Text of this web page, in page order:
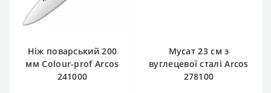
Ніж поварський 200
мм Сolour-prof Arcos
241000
Мусат 23 см з
вуглецевої сталі Arcos
278100